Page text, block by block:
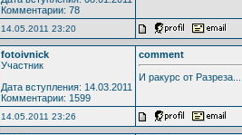
Комментарии: 78
14.05.2011 23:20
fotoivnick
Участник
Дата вступления: 14.03.2011
Комментарии: 1599
comment
И ракурс от
14.05.2011 23:26